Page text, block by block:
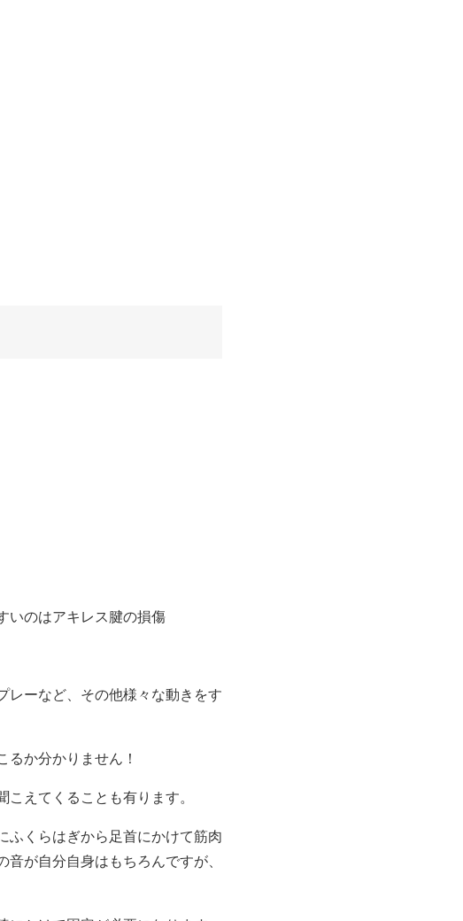
いのはアキレス腱の損傷
レーなど、その他様々な動きをす
か分かりません！
えてくることも有ります。
ふくらはぎから足首にかけて筋肉
音が自分自身はもちろんですが、